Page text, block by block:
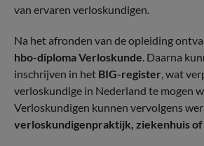
van ervaren verloskundigen.
Na het afronden van de opleiding
hbo-diploma Verloskunde. Daarna
inschrijven in het BIG-register, wat
verloskundige in Nederland te mogen
Verloskundigen kunnen vervolgens
verloskundigenpraktijk, ziekenhuis